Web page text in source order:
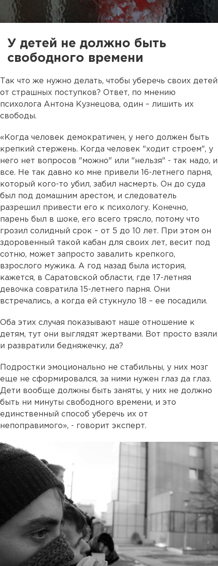
У детей не должно быть
свободного времени
Так что же нужно делать, чтобы уберечь своих детей
от страшных поступков? Ответ, по мнению
психолога Антона Кузнецова, один – лишить их
свободы.
«Когда человек демократичен, у него должен быть
крепкий стержень. Когда человек "ходит строем", у
него нет вопросов "можно" или "нельзя" - так надо, и
все. Не так давно ко мне привели 16-летнего парня,
который кого-то убил, забил насмерть. Он до суда
был под домашним арестом, и следователь
разрешил привести его к психологу. Конечно,
парень был в шоке, его всего трясло, потому что
грозил солидный срок – от 5 до 10 лет. При этом он
здоровенный такой кабан для своих лет, весит под
сотню, может запросто завалить крепкого,
взрослого мужика. А год назад была история,
кажется, в Саратовской области, где 17-летняя
девочка совратила 15-летнего парня. Они
встречались, а когда ей стукнуло 18 – ее посадили.
Оба этих случая показывают наше отношение к
детям, тут они выглядят жертвами. Вот просто взяли
и развратили бедняжечку, да?
Подростки эмоционально не стабильны, у них мозг
еще не сформировался, за ними нужен глаз да глаз.
Дети вообще должны быть заняты, у них не должно
быть ни минуты свободного времени, и это
единственный способ уберечь их от
непоправимого», - говорит эксперт.